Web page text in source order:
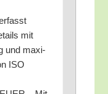
mit
und maxi­
ISO